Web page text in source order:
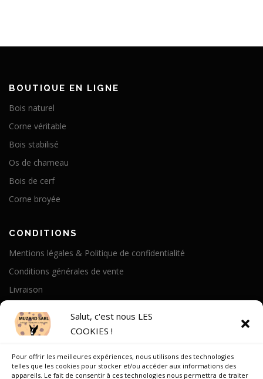
Salut, c'est nous LES
COOKIES !
Pour offrir les meilleures expériences, nous utilisons des technologies
telles que les cookies pour stocker et/ou accéder aux informations des
appareils. Le fait de consentir à ces technologies nous permettra de traiter
BOUTIQUE EN LIGNE
Bois naturel
Corne véritable
Bois stabilisé
Os de chameau
Bois de cerf
Corne broyée
CONDITIONS
Mentions légales & Politique de confidentialité
Conditions générales de vente
Livraison
Notre Histoire